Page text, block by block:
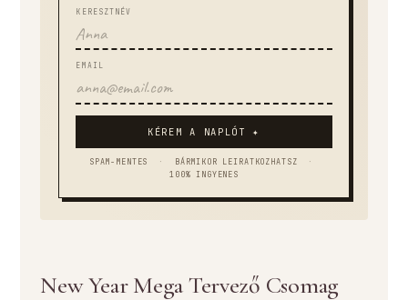
KERESZTNÉV
EMAIL
KÉREM A NAPLÓT ✦
SPAM-MENTES · BÁRMIKOR LEIRATKOZHATSZ
·
100% INGYENES
New Year Mega Tervező Csomag